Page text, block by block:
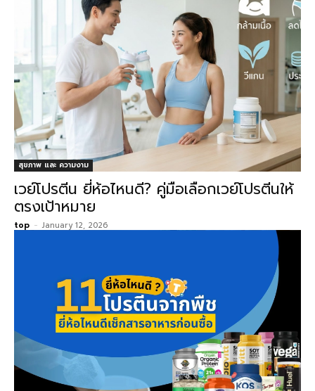
สุขภาพ และ ความงาม
เวย์โปรตีน ยี่ห้อไหนดี? คู่มือเลือกเวย์โปรตีนให้
ตรงเป้าหมาย
top - January 12, 2026